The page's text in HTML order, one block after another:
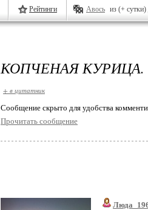
Рейтинги Авось из (+ сутки)
КОПЧЕНАЯ КУРИЦА.
+ в цитатник
Cообщение скрыто для удобства
Прочитать сообщение